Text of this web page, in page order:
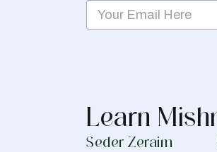
Learn
Seder Zeraim